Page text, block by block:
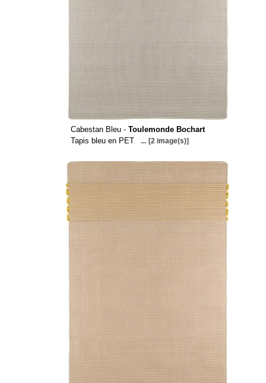
Cabestan Bleu - Toulemonde Bochart
Tapis bleu en PET
... [2 image(s)]